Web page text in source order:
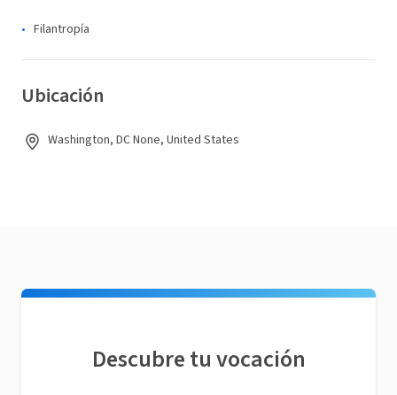
Filantropía
Ubicación
Washington, DC None, United States
Descubre tu vocación